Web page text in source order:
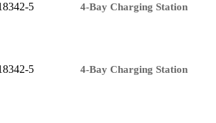
5 4-Bay Charging Station
5 4-Bay Charging Station